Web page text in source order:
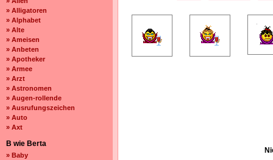
» Alligatoren
» Alphabet
» Alte
» Ameisen
» Anbeten
» Apotheker
» Armee
» Arzt
» Astronomen
» Augen-rollende
» Ausrufungszeichen
» Auto
» Axt
B wie Berta
» Baby